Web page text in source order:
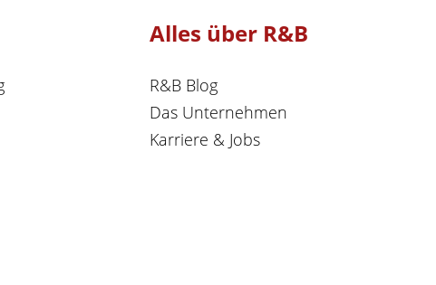
Alles über R&B
R&B Blog
Das Unternehmen
Karriere & Jobs